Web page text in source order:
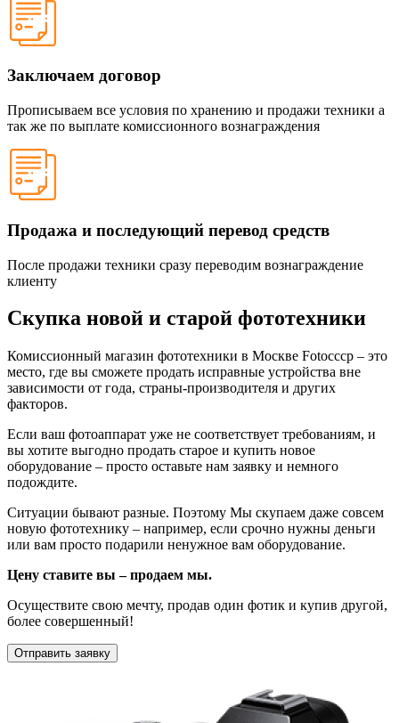
Заключаем договор
Прописываем все условия по хранению и продажи техники а
так же по выплате комиссионного вознаграждения
Продажа и последующий перевод средств
После продажи техники сразу переводим вознаграждение
клиенту
Скупка новой и старой фототехники
Комиссионный магазин фототехники в Москве Fotocccp – это
место, где вы сможете продать исправные устройства вне
зависимости от года, страны-производителя и других
факторов.
Если ваш фотоаппарат уже не соответствует требованиям, и
вы хотите выгодно продать старое и купить новое
оборудование – просто оставьте нам заявку и немного
подождите.
Ситуации бывают разные. Поэтому Мы скупаем даже совсем
новую фототехнику – например, если срочно нужны деньги
или вам просто подарили ненужное вам оборудование.
Цену ставите вы – продаем мы.
Осуществите свою мечту, продав один фотик и купив другой,
более совершенный!
Отправить заявку